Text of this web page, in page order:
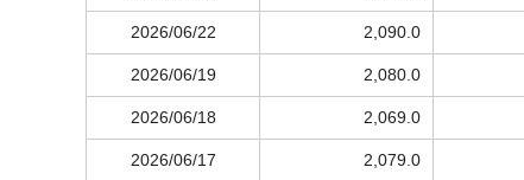
2026/06/22 2,090.0
2026/06/19 2,080.0
2026/06/18 2,069.0
2026/06/17 2,079.0